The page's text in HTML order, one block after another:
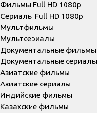
Фильмы Full HD 1080p
Сериалы Full HD 1080p
Мультфильмы
Мультсериалы
Документальные фильмы
Документальные сериалы
Азиатские фильмы
Азиатские сериалы
Индийские фильмы
Казахские фильмы